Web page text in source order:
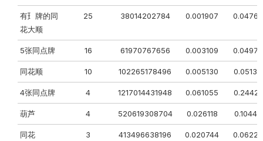
有⺩牌的同
花⼤顺
25 38014202784 0.001907
5张同点牌 16 61970767656 0.003109
同花顺 10 102265178496 0.005130
4张同点牌 4 1217014431948 0.061055
葫芦 4 520619308704 0.026118
同花 3 413496638196 0.020744